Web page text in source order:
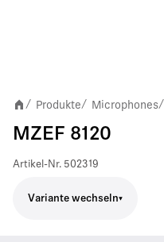
/ Produkte/ Microphones/
MZEF 8120
Artikel-Nr. 502319
Variante wechseln